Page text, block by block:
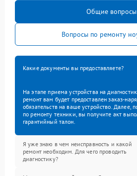
Общие вопросы
Вопросы по ремонту
Какие документы вы предоставляете?
На этапе приема устройства на
ремонт вам будет предоставлен заказ-
обязательств на ваше устройство. Далее,
по ремонту техники, вы получите акт
гарантийный талон.
Я уже знаю в чем неисправность и какой
ремонт необходим. Для чего проводить
диагностику?